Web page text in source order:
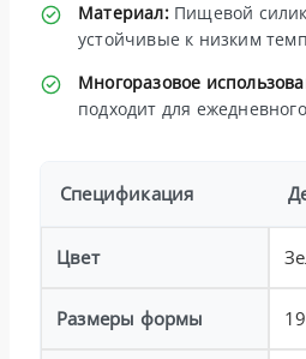
Материал:Пищевой
устойчивые к низким
Многоразовое
подходит для
Спецификация
Цвет
Размеры формы